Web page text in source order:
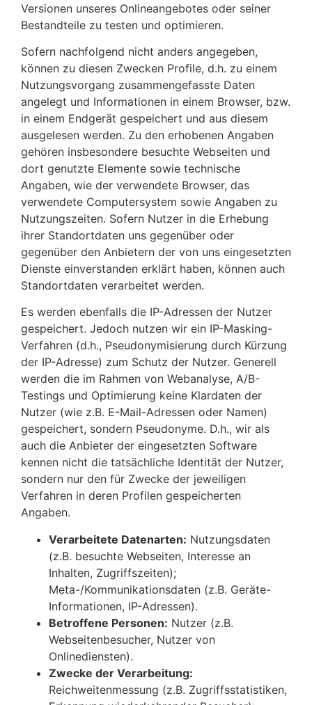
Versionen unseres Onlineangebotes oder seiner
Bestandteile zu testen und optimieren.
Sofern nachfolgend nicht anders angegeben,
können zu diesen Zwecken Profile, d.h. zu einem
Nutzungsvorgang zusammengefasste Daten
angelegt und Informationen in einem Browser, bzw.
in einem Endgerät gespeichert und aus diesem
ausgelesen werden. Zu den erhobenen Angaben
gehören insbesondere besuchte Webseiten und
dort genutzte Elemente sowie technische
Angaben, wie der verwendete Browser, das
verwendete Computersystem sowie Angaben zu
Nutzungszeiten. Sofern Nutzer in die Erhebung
ihrer Standortdaten uns gegenüber oder
gegenüber den Anbietern der von uns eingesetzten
Dienste einverstanden erklärt haben, können auch
Standortdaten verarbeitet werden.
Es werden ebenfalls die IP-Adressen der Nutzer
gespeichert. Jedoch nutzen wir ein IP-Masking-
Verfahren (d.h., Pseudonymisierung durch Kürzung
der IP-Adresse) zum Schutz der Nutzer. Generell
werden die im Rahmen von Webanalyse, A/B-
Testings und Optimierung keine Klardaten der
Nutzer (wie z.B. E-Mail-Adressen oder Namen)
gespeichert, sondern Pseudonyme. D.h., wir als
auch die Anbieter der eingesetzten Software
kennen nicht die tatsächliche Identität der Nutzer,
sondern nur den für Zwecke der jeweiligen
Verfahren in deren Profilen gespeicherten
Angaben.
Verarbeitete Datenarten: Nutzungsdaten
(z.B. besuchte Webseiten, Interesse an
Inhalten, Zugriffszeiten);
Meta-/Kommunikationsdaten (z.B. Geräte-
Informationen, IP-Adressen).
Betroffene Personen: Nutzer (z.B.
Webseitenbesucher, Nutzer von
Onlinediensten).
Zwecke der Verarbeitung:
Reichweitenmessung (z.B. Zugriffsstatistiken,